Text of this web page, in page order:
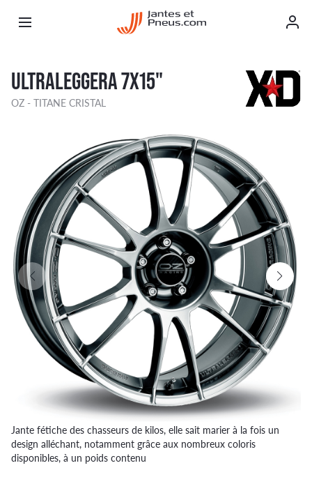
ULTRALEGGERA 7X15"
OZ - TITANE CRISTAL
Jante fétiche des chasseurs de kilos, elle sait marier à la fois un
design alléchant, notamment grâce aux nombreux coloris
disponibles, à un poids contenu